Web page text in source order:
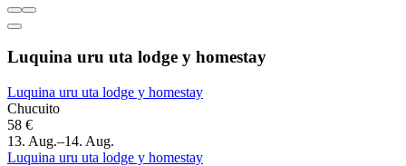
Luquina uru uta lodge y homestay
Luquina uru uta lodge y homestay
Chucuito
58 €
13. Aug.–14. Aug.
Luquina uru uta lodge y homestay